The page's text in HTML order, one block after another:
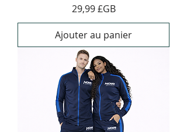
Prix
29,99 £GB
Ajouter au panier